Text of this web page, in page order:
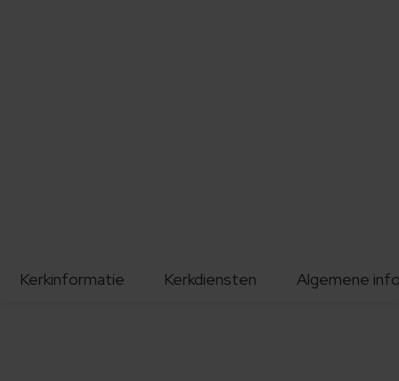
Kerkinformatie Kerkdiensten Algemene